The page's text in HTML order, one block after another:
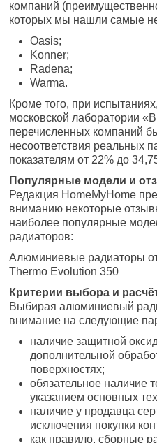
компаний
которых мы нашли самые
Oasis;
Konner;
Radena;
Warma.
Кроме того, при
московской лаборатории
перечисленных компаний
несоответствия реальных
показателям от 22% до
Популярные модели и
Редакция HomeMyHome
вниманию некоторые
наиболее популярные
радиаторов:
Алюминиевые радиаторы
Thermo Evolution 350
Критерии выбора и
Выбирая алюминиевый
внимание на следующие
наличие защитной
дополнительной
поверхностях;
обязательное наличие
указанием основных
наличие у продавца
исключения покупки
как правило, сборные